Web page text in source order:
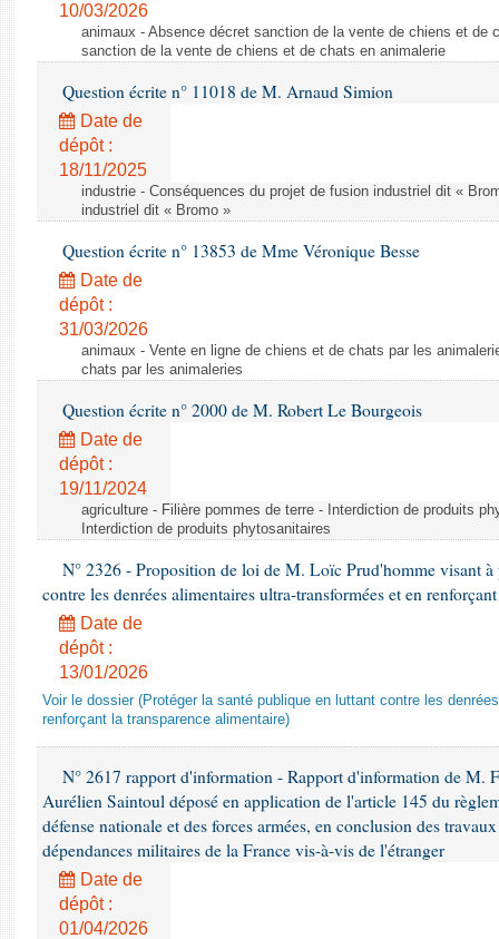
Comptes rendus des débats
10/03/2026
animaux - Absence décret sanction de la vente de chiens et de
sanction de la vente de chiens et de chats en animalerie
Question écrite n° 11018 de M. Arnaud Simion
Date de
dépôt :
18/11/2025
industrie - Conséquences du projet de fusion industriel dit «
industriel dit « Bromo »
Question écrite n° 13853 de Mme Véronique Besse
Date de
dépôt :
31/03/2026
animaux - Vente en ligne de chiens et de chats par les
chats par les animaleries
Question écrite n° 2000 de M. Robert Le Bourgeois
Date de
dépôt :
19/11/2024
agriculture - Filière pommes de terre - Interdiction de produits
Interdiction de produits phytosanitaires
N° 2326 - Proposition de loi de M. Loïc Prud'homme visant
contre les denrées alimentaires ultra-transformées et en
Date de
dépôt :
13/01/2026
Voir le dossier (Protéger la santé publique en luttant contre les
renforçant la transparence alimentaire)
N° 2617 rapport d'information - Rapport d'information de M.
Aurélien Saintoul déposé en application de l'article 145 du
défense nationale et des forces armées, en conclusion des
dépendances militaires de la France vis-à-vis de l'étranger
Date de
dépôt :
01/04/2026